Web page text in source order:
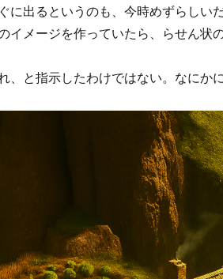
に出るというのも、今時めずらしいだ
イメージを作っていたら、らせん状
、と指示したわけではない。なにか